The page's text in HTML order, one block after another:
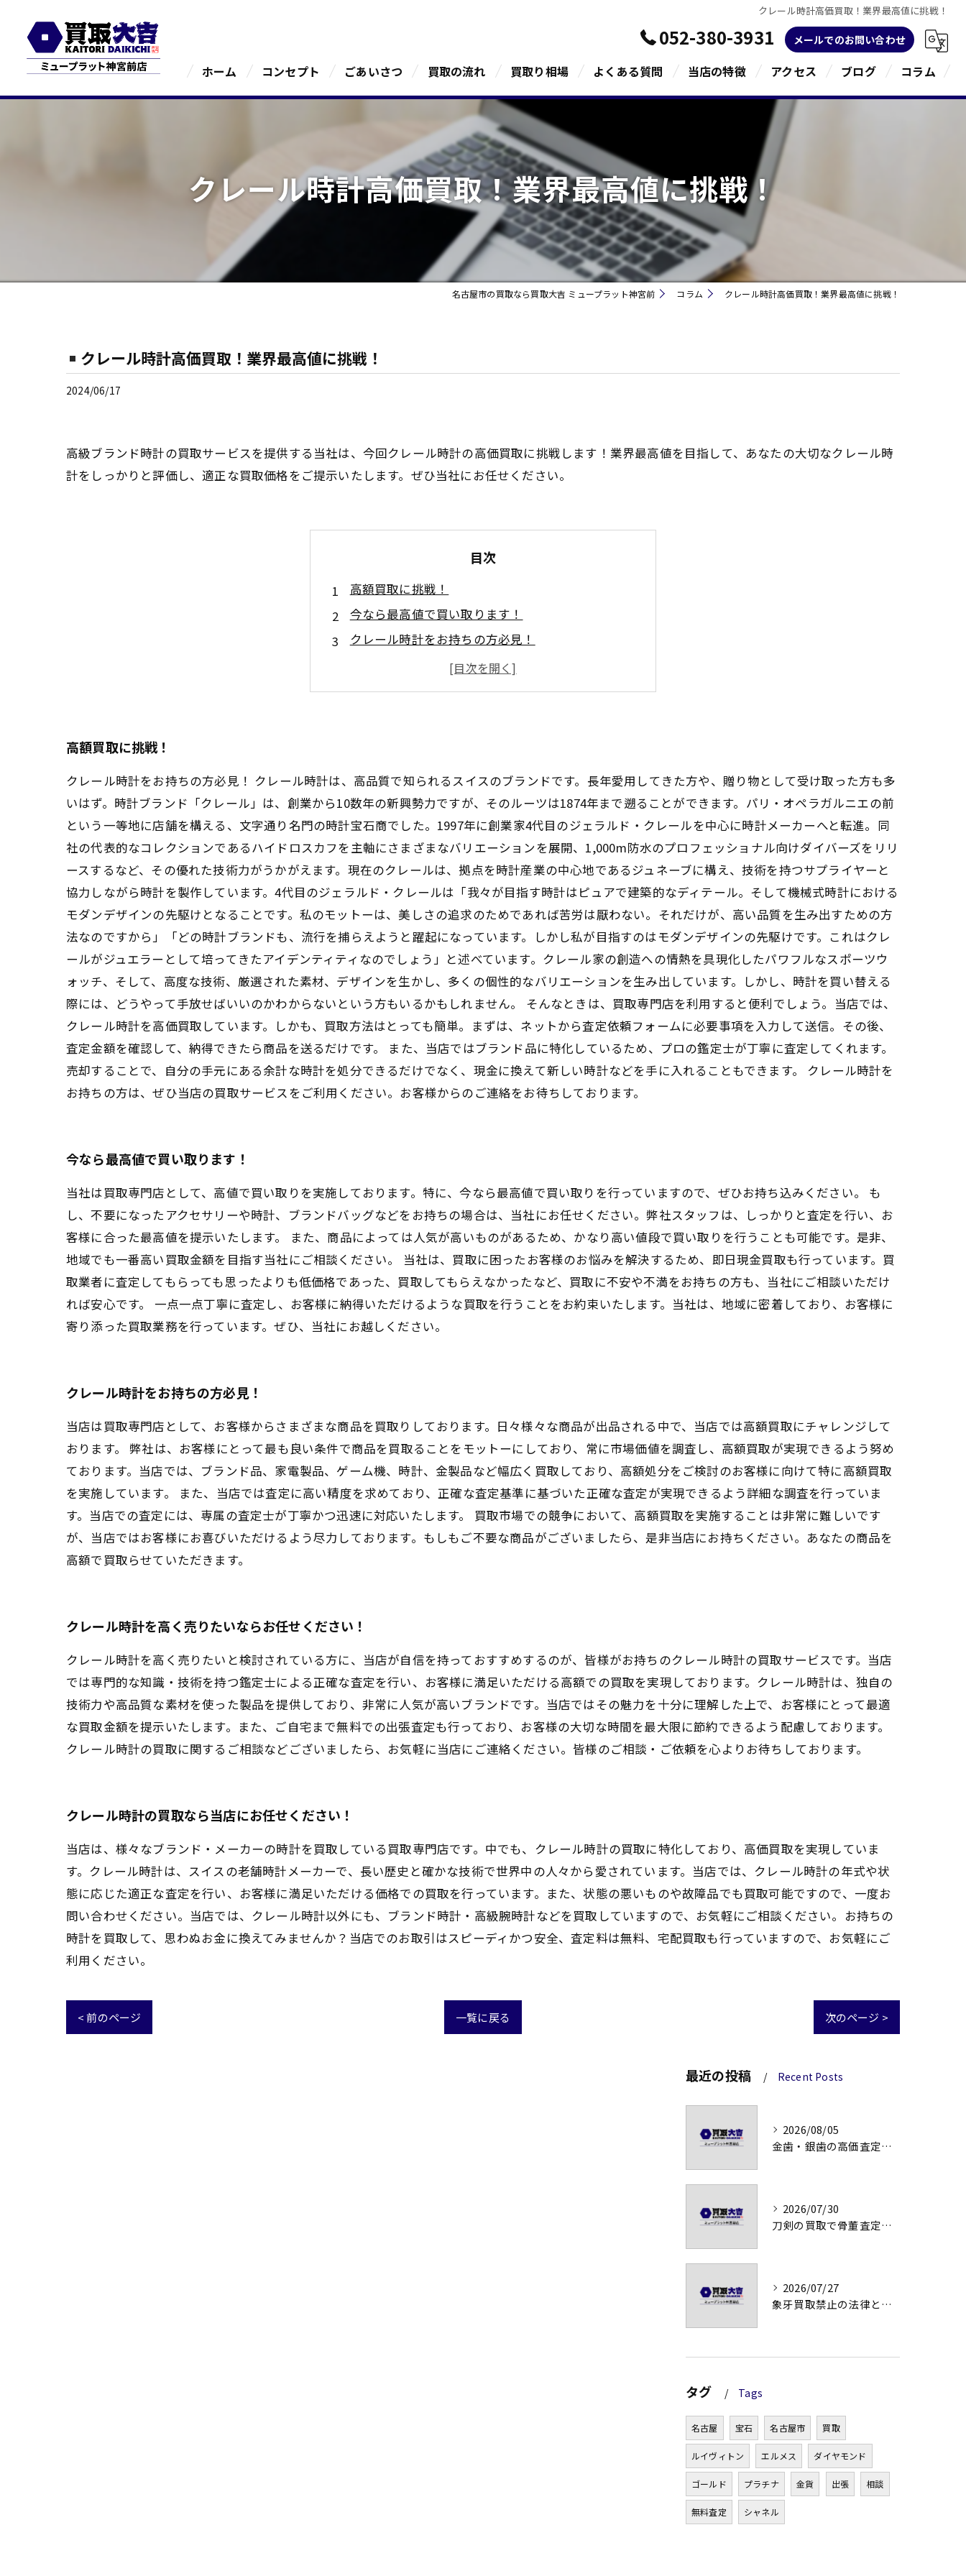
クレール時計高価買取！業界最高値に挑戦！
052-380-3931 メールでのお問い合わせ
ホーム コンセプト ごあいさつ 買取の流れ 買取り相場 よくある質問 当店の特徴
宝石
貴金属
指輪
アクセス ブログ コラム
クレール時計高価買取！業界最高値に挑戦！
名古屋市の買取なら買取大吉 ミュープラット神宮前 コラム クレール時計高価買取！業界最高値に挑戦！
クレール時計高価買取！業界最高値に挑戦！
2024/06/17
高級ブランド時計の買取サービスを提供する当社は、今回クレール時計の高価買取に挑戦します！業界最高値を目指して、あなたの大切なクレール時
計をしっかりと評価し、適正な買取価格をご提示いたします。ぜひ当社にお任せください。
目次
高額買取に挑戦！
今なら最高値で買い取ります！
クレール時計をお持ちの方必見！
クレール時計を高く売りたいならお任せください！
クレール時計の買取なら当店にお任せください！
高額買取に挑戦！
クレール時計をお持ちの方必見！ クレール時計は、高品質で知られるスイスのブランドです。長年愛用してきた方や、贈り物として受け取った方も多
いはず。時計ブランド「クレール」は、創業から10数年の新興勢力ですが、そのルーツは1874年まで遡ることができます。パリ・オペラガルニエの前
という一等地に店舗を構える、文字通り名門の時計宝石商でした。1997年に創業家4代目のジェラルド・クレールを中心に時計メーカーへと転進。同
社の代表的なコレクションであるハイドロスカフを主軸にさまざまなバリエーションを展開、1,000m防水のプロフェッショナル向けダイバーズをリリ
ースするなど、その優れた技術力がうかがえます。現在のクレールは、拠点を時計産業の中心地であるジュネーブに構え、技術を持つサプライヤーと
協力しながら時計を製作しています。4代目のジェラルド・クレールは「我々が目指す時計はピュアで建築的なディテール。そして機械式時計における
モダンデザインの先駆けとなることです。私のモットーは、美しさの追求のためであれば苦労は厭わない。それだけが、高い品質を生み出すための方
法なのですから」「どの時計ブランドも、流行を捕らえようと躍起になっています。しかし私が目指すのはモダンデザインの先駆けです。これはクレ
ールがジュエラーとして培ってきたアイデンティティなのでしょう」と述べています。クレール家の創造への情熱を具現化したパワフルなスポーツウ
ォッチ、そして、高度な技術、厳選された素材、デザインを生かし、多くの個性的なバリエーションを生み出しています。しかし、時計を買い替える
際には、どうやって手放せばいいのかわからないという方もいるかもしれません。 そんなときは、買取専門店を利用すると便利でしょう。当店では、
クレール時計を高価買取しています。しかも、買取方法はとっても簡単。まずは、ネットから査定依頼フォームに必要事項を入力して送信。その後、
査定金額を確認して、納得できたら商品を送るだけです。 また、当店ではブランド品に特化しているため、プロの鑑定士が丁寧に査定してくれます。
売却することで、自分の手元にある余計な時計を処分できるだけでなく、現金に換えて新しい時計などを手に入れることもできます。 クレール時計を
お持ちの方は、ぜひ当店の買取サービスをご利用ください。お客様からのご連絡をお待ちしております。
今なら最高値で買い取ります！
当社は買取専門店として、高値で買い取りを実施しております。特に、今なら最高値で買い取りを行っていますので、ぜひお持ち込みください。 も
し、不要になったアクセサリーや時計、ブランドバッグなどをお持ちの場合は、当社にお任せください。弊社スタッフは、しっかりと査定を行い、お
客様に合った最高値を提示いたします。 また、商品によっては人気が高いものがあるため、かなり高い値段で買い取りを行うことも可能です。是非、
地域でも一番高い買取金額を目指す当社にご相談ください。 当社は、買取に困ったお客様のお悩みを解決するため、即日現金買取も行っています。買
取業者に査定してもらっても思ったよりも低価格であった、買取してもらえなかったなど、買取に不安や不満をお持ちの方も、当社にご相談いただけ
れば安心です。 一点一点丁寧に査定し、お客様に納得いただけるような買取を行うことをお約束いたします。当社は、地域に密着しており、お客様に
寄り添った買取業務を行っています。ぜひ、当社にお越しください。
クレール時計をお持ちの方必見！
当店は買取専門店として、お客様からさまざまな商品を買取りしております。日々様々な商品が出品される中で、当店では高額買取にチャレンジして
おります。 弊社は、お客様にとって最も良い条件で商品を買取ることをモットーにしており、常に市場価値を調査し、高額買取が実現できるよう努め
ております。当店では、ブランド品、家電製品、ゲーム機、時計、金製品など幅広く買取しており、高額処分をご検討のお客様に向けて特に高額買取
を実施しています。 また、当店では査定に高い精度を求めており、正確な査定基準に基づいた正確な査定が実現できるよう詳細な調査を行っていま
す。当店での査定には、専属の査定士が丁寧かつ迅速に対応いたします。 買取市場での競争において、高額買取を実施することは非常に難しいです
が、当店ではお客様にお喜びいただけるよう尽力しております。もしもご不要な商品がございましたら、是非当店にお持ちください。あなたの商品を
高額で買取らせていただきます。
クレール時計を高く売りたいならお任せください！
クレール時計を高く売りたいと検討されている方に、当店が自信を持っておすすめするのが、皆様がお持ちのクレール時計の買取サービスです。当店
では専門的な知識・技術を持つ鑑定士による正確な査定を行い、お客様に満足いただける高額での買取を実現しております。クレール時計は、独自の
技術力や高品質な素材を使った製品を提供しており、非常に人気が高いブランドです。当店ではその魅力を十分に理解した上で、お客様にとって最適
な買取金額を提示いたします。また、ご自宅まで無料での出張査定も行っており、お客様の大切な時間を最大限に節約できるよう配慮しております。
クレール時計の買取に関するご相談などございましたら、お気軽に当店にご連絡ください。皆様のご相談・ご依頼を心よりお待ちしております。
クレール時計の買取なら当店にお任せください！
当店は、様々なブランド・メーカーの時計を買取している買取専門店です。中でも、クレール時計の買取に特化しており、高価買取を実現していま
す。クレール時計は、スイスの老舗時計メーカーで、長い歴史と確かな技術で世界中の人々から愛されています。当店では、クレール時計の年式や状
態に応じた適正な査定を行い、お客様に満足いただける価格での買取を行っています。また、状態の悪いものや故障品でも買取可能ですので、一度お
問い合わせください。当店では、クレール時計以外にも、ブランド時計・高級腕時計などを買取していますので、お気軽にご相談ください。お持ちの
時計を買取して、思わぬお金に換えてみませんか？当店でのお取引はスピーディかつ安全、査定料は無料、宅配買取も行っていますので、お気軽にご
利用ください。
< 前のページ 一覧に戻る 次のページ >
最近の投稿 Recent Posts
2026/08/05
金歯・銀歯の高価査定法徹底解説
2026/07/30
刀剣の買取で骨董査定の注意点
2026/07/27
象牙買取禁止の法律と背景解説
タグ Tags
名古屋 宝石 名古屋市 買取
ルイヴィトン エルメス ダイヤモンド
ゴールド プラチナ 金貨 出張 相談
無料査定 シャネル